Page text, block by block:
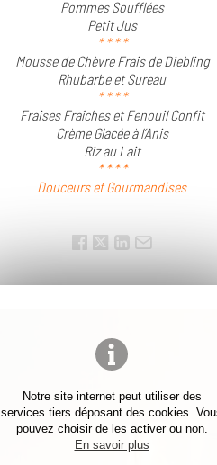
Notre site internet peut utiliser des
services tiers déposant des cookies.
pouvez choisir de les activer ou non.
En savoir plus
Pommes Soufflées
Petit Jus
* * * *
Mousse de Chèvre Frais de Diebling
Rhubarbe et Sureau
* * * *
Fraises Fraîches et Fenouil Confit
Crème Glacée à l’Anis
Riz au Lait
* * * *
Douceurs et Gourmandises